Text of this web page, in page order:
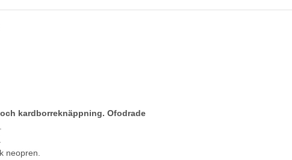
kardborreknäppning. Ofodrade
neopren.